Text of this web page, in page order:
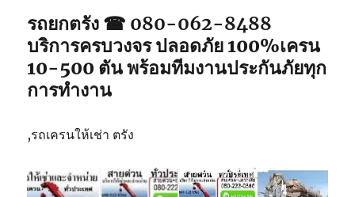
รถยกตรัง ☎ 080-062-8488
บริการครบวงจร ปลอดภัย 100%เครน
10-500 ตัน พร้อมทีมงานประกันภัยทุก
การทำงาน
,รถเครนให้เช่า ตรัง